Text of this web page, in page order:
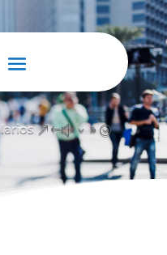
&#x39;